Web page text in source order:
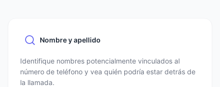
Nombre y apellido
Identifique nombres potencialmente vinculados al
número de teléfono y vea quién podría estar detrás de
la llamada.